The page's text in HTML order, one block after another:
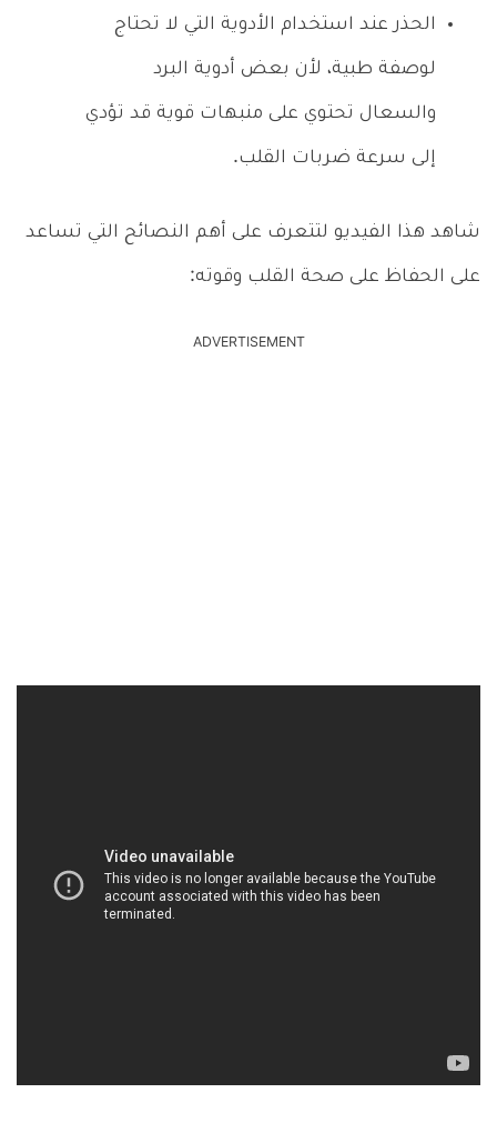
الحذر عند استخدام الأدوية التي لا تحتاج
لوصفة طبية، لأن بعض أدوية البرد
والسعال تحتوي على منبهات قوية قد تؤدي
إلى سرعة ضربات القلب.
شاهد هذا الفيديو لتتعرف على أهم النصائح التي تساعد
على الحفاظ على صحة القلب وقوته:
ADVERTISEMENT